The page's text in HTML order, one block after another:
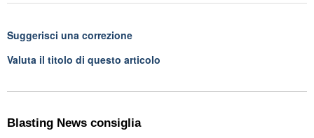
Suggerisci una correzione
Valuta il titolo di questo articolo
Blasting News consiglia